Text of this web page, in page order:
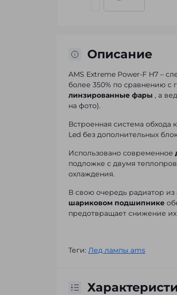
Описание
AMS Extreme Power-F H7 –
более 350% по сравнению с
линзированные фары , а
на фото).
Встроенная система обхода
Led без дополнительных
Использовано современное
подложке с двумя
охлаждения.
В свою очередь радиатор
шариковом подшипнике
предотвращает снижение
Теги: Лед лампы ams